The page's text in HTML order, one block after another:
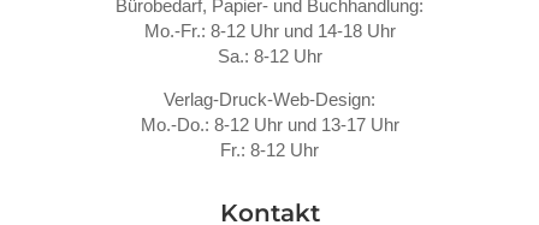
Bürobedarf, Papier- und Buchhandlung:
Mo.-Fr.: 8-12 Uhr und 14-18 Uhr
Sa.: 8-12 Uhr
Verlag-Druck-Web-Design:
Mo.-Do.: 8-12 Uhr und 13-17 Uhr
Fr.: 8-12 Uhr
Kontakt